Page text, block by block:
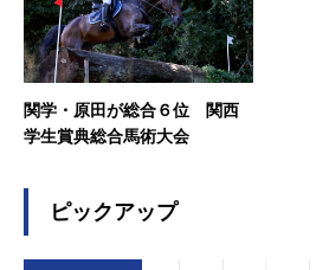
関学・原田が総合６位 関西
学生賞典総合馬術大会
ピックアップ